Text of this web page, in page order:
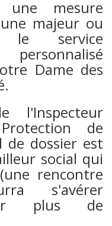
une mesure
majeur ou
le service
personnalisé
Dame des
l'Inspecteur
de
de dossier est
social qui
rencontre
s'avérer
plus de